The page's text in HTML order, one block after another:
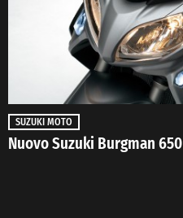
SUZUKI MOTO
Nuovo Suzuki Burgman 650